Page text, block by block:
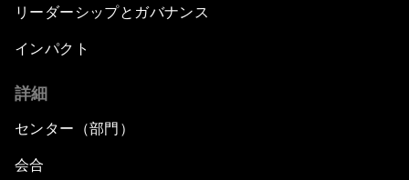
リーダーシップとガバナンス
インパクト
詳細
センター（部門）
会合